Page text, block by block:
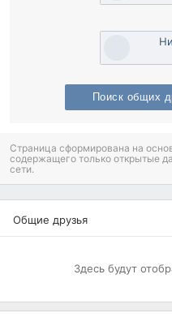
Поиск общих
Страница сформирована на
содержащего только открытые
сети.
Общие друзья
Здесь будут